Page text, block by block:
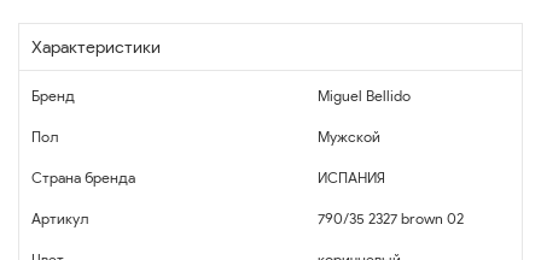
Характеристики
Бренд Miguel Bellido
Пол Мужской
Страна бренда ИСПАНИЯ
Артикул 790/35 2327 brown 02